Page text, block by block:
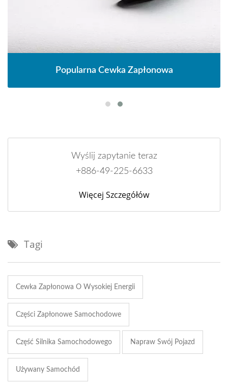
Popularna Cewka Zapłonowa
Wyślij zapytanie teraz
+886-49-225-6633
Więcej Szczegółów
Tagi
Cewka Zapłonowa O Wysokiej Energii
Części Zapłonowe Samochodowe
Część Silnika Samochodowego Napraw Swój Pojazd
Używany Samochód